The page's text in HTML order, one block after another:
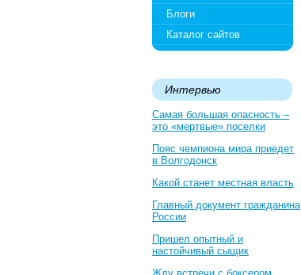
Блоги
Каталог сайтов
Интервью
Самая большая опасность –
это «мертвые» поселки
Пояс чемпиона мира приедет
в Волгодонск
Какой станет местная власть
Главный документ гражданина
России
Пришел опытный и
настойчивый сыщик